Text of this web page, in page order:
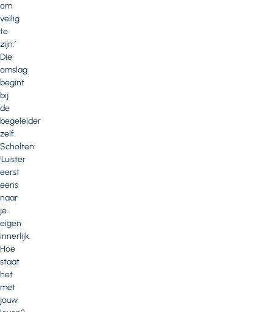
om
veilig
te
zijn.’
Die
omslag
begint
bij
de
begeleider
zelf.
Scholten:
‘Luister
eerst
eens
naar
je
eigen
innerlijk.
Hoe
staat
het
met
jouw